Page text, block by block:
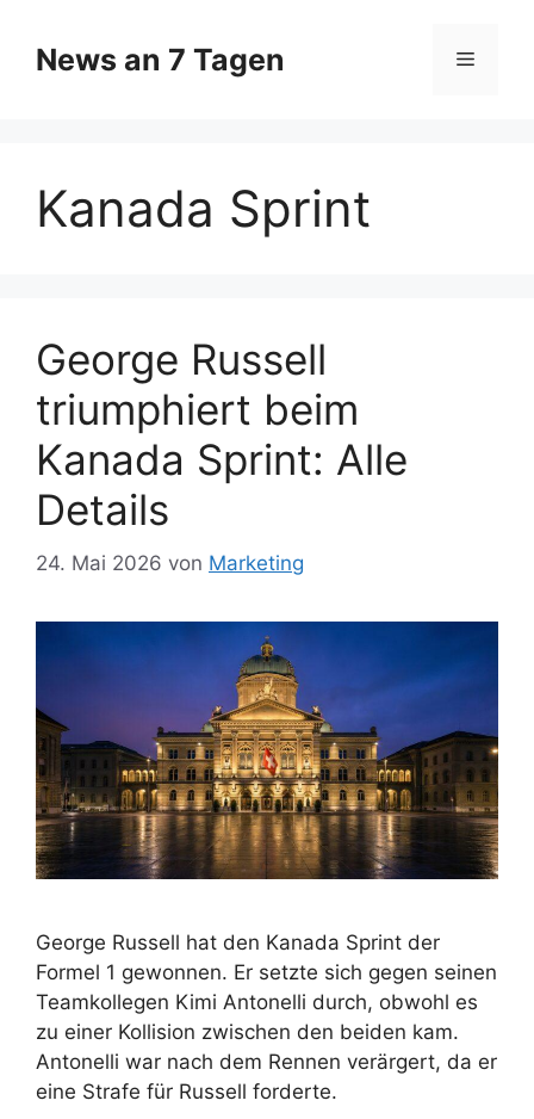
Inhalt
springen
News an 7 Tagen Menü
Kanada Sprint
George Russell
triumphiert beim
Kanada Sprint: Alle
Details
24. Mai 2026 von Marketing
George Russell hat den Kanada Sprint der
Formel 1 gewonnen. Er setzte sich gegen seinen
Teamkollegen Kimi Antonelli durch, obwohl es
zu einer Kollision zwischen den beiden kam.
Antonelli war nach dem Rennen verärgert, da er
eine Strafe für Russell forderte.